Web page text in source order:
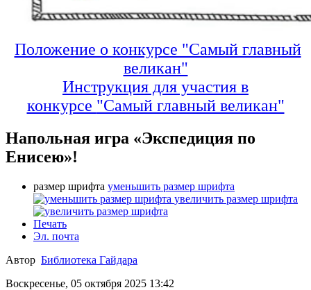
Положение о конкурсе "Самый главный
великан"
Инструкция для участия в
конкурсе "Самый главный великан"
Напольная игра «Экспедиция по
Енисею»!
размер шрифта уменьшить размер шрифта
увеличить размер шрифта
Печать
Эл. почта
Автор Библиотека Гайдара
Воскресенье, 05 октября 2025 13:42